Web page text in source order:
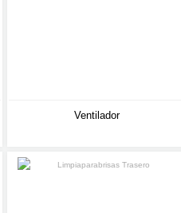
Ventilador